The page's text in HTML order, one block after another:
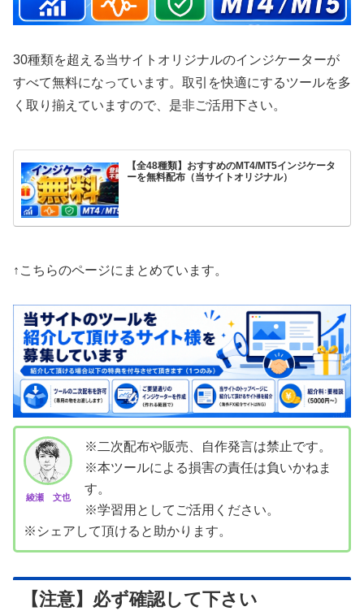
30種類を超える当サイトオリジナルのインジケーターが
すべて無料になっています。取引を快適にするツールを多
く取り揃えていますので、是非ご活用下さい。
【全48種類】おすすめのMT4/MT5インジケータ
ーを無料配布（当サイトオリジナル）
↑こちらのページにまとめています。
綾瀬 文也
※二次配布や販売、自作発言は禁止です。
※本ツールによる損害の責任は負いかねま
す。
※学習用としてご活用ください。
※シェアして頂けると助かります。
【注意】必ず確認して下さい